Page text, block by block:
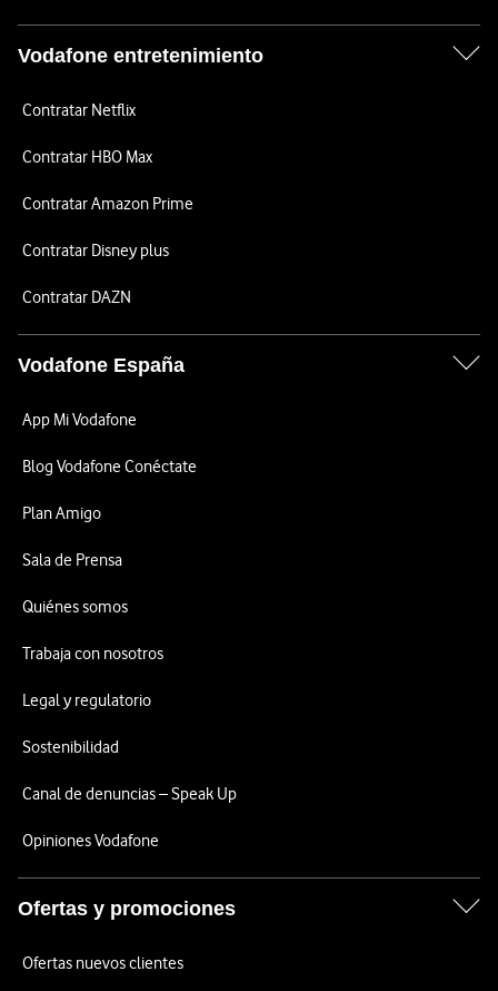
Vodafone entretenimiento
Contratar Netflix
Contratar HBO Max
Contratar Amazon Prime
Contratar Disney plus
Contratar DAZN
Vodafone España
App Mi Vodafone
Blog Vodafone Conéctate
Plan Amigo
Sala de Prensa
Quiénes somos
Trabaja con nosotros
Legal y regulatorio
Sostenibilidad
Canal de denuncias – Speak Up
Opiniones Vodafone
Ofertas y promociones
Ofertas nuevos clientes